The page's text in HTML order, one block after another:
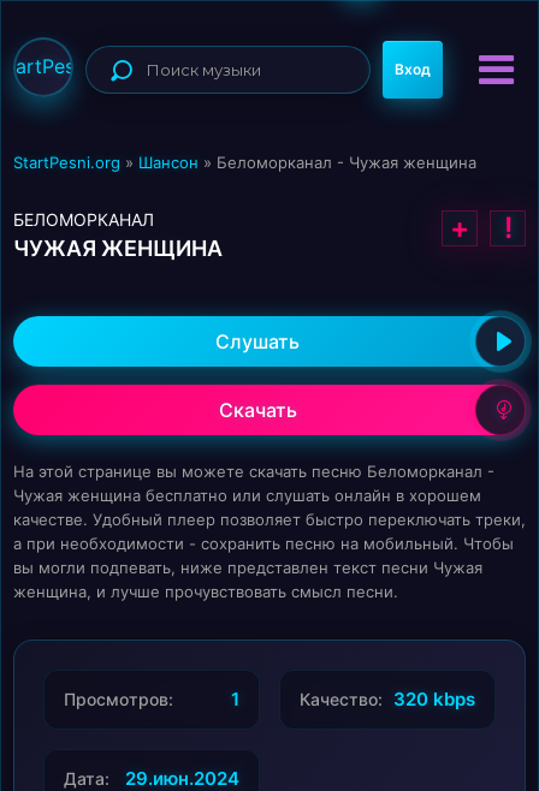
Вход
StartPesni.org » Шансон » Беломорканал - Чужая женщина
БЕЛОМОРКАНАЛ
ЧУЖАЯ ЖЕНЩИНА
+ !
Слушать
Скачать
На этой странице вы можете скачать песню Беломорканал -
Чужая женщина бесплатно или слушать онлайн в хорошем
качестве. Удобный плеер позволяет быстро переключать треки,
а при необходимости - сохранить песню на мобильный. Чтобы
вы могли подпевать, ниже представлен текст песни Чужая
женщина, и лучше прочувствовать смысл песни.
Просмотров: 1 Качество: 320 kbps
Дата: 29.июн.2024